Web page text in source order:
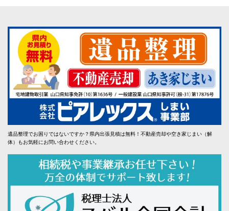
遺品整理でお困りではないですか？県内出張見積は無料！不動産売却や空き家じまい（解
体）もお気軽にお問い合わせください。